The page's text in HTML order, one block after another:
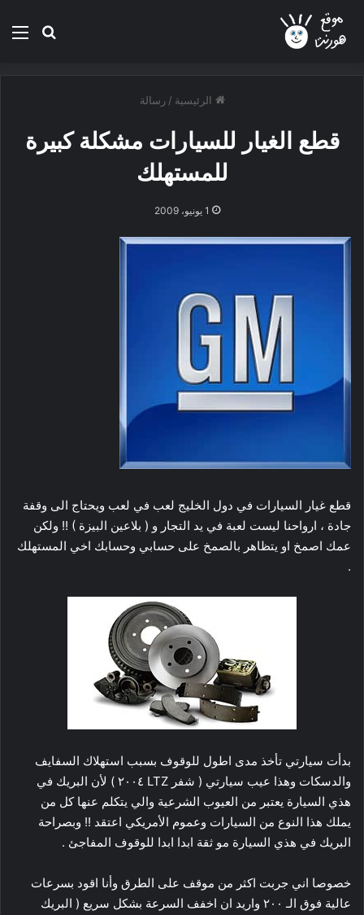
بحث
الرئيسية / رسالة
قطع الغيار للسيارات مشكلة كبيرة
للمستهلك
1 يونيو، 2009
قطع غيار السيارات في دول الخليج لعب في لعب ويحتاج الى وقفة
جادة ، ارواحنا ليست لعبة في يد التجار و ( بلاعين البيزة ) !! ولكن
عمك اصمخ او يتظاهر بالصمخ على حسابي وحسابك اخي المستهلك
.
بدأت سيارتي تأخذ مدى اطول للوقوف بسبب استهلاك السفايف
والدسكات وهذا عيب سيارتي ( شفر LTZ ٢٠٠٤ ) لأن البريك في
هذي السيارة يعتبر من العيوب الشرعية والي يتكلم عنها كل من
يملك هذا النوع من السيارات وعموم الأمريكي اعتقد !! وبصراحة
البريك في هذي السيارة مو ثقة ابدا ابدا للوقوف المفاجئ .
خصوصا اني جربت اكثر من موقف على الطرق وأنا اقود بسرعات
عالية فوق الـ ٢٠٠ واريد ان اخفف السرعة بشكل سريع ( البريك